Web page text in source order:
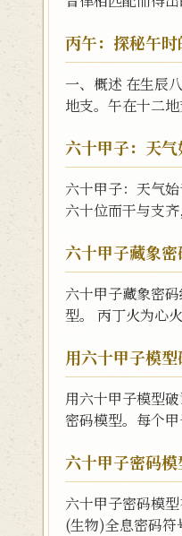
丙午：探秘午
一、概述 在生辰
地支。午在十二
六十甲子：天气
六十甲子：天气
六十位而干与支
六十甲子藏象
六十甲子藏象密
型。 丙丁火为心
用六十甲子模
用六十甲子模型
密码模型。每个
六十甲子密码
六十甲子密码模
(生物)全息密码符